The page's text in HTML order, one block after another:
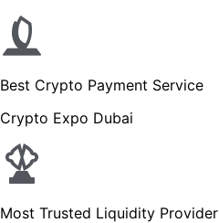
Best Crypto Payment Service
Crypto Expo Dubai
Most Trusted Liquidity Provider